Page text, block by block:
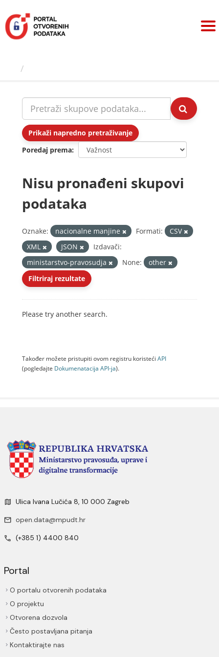
sadržaj
Prikaži napredno pretraživanje
Poredaj prema
Nisu pronađeni skupovi
podataka
Oznake: nacionalne manjine Formati:
CSV
XML
JSON
Izdavači:
ministarstvo-pravosudja
None:
other
Filtriraj rezultate
Please try another search.
Također možete pristupiti ovom registru koristeći API
(pogledajte Dokumenаtаcijа API-jа).